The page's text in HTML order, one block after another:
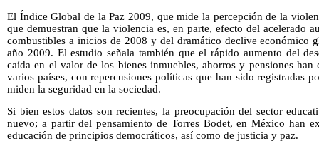
El Índice Global de la Paz 2009, que mide la percepción de la
que demuestran que la violencia es, en parte, efecto del acelerado
combustibles a inicios de 2008 y del dramático declive económico
año 2009. El estudio señala también que el rápido aumento del
caída en el valor de los bienes inmuebles, ahorros y pensiones han
varios países, con repercusiones políticas que han sido registradas
miden la seguridad en la sociedad.
Si bien estos datos son recientes, la preocupación del sector
nuevo; a partir del pensamiento de Torres Bodet, en México han
educación de principios democráticos, así como de justicia y paz.